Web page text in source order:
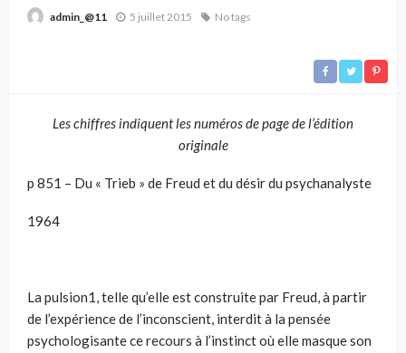
admin_@11 5 juillet 2015 No tags
Les chiffres indiquent les numéros de page de l’édition
originale
p 851 – Du « Trieb » de Freud et du désir du psychanalyste
1964
La pulsion1, telle qu’elle est construite par Freud, à partir
de l’expérience de l’inconscient, interdit à la pensée
psychologisante ce recours à l’instinct où elle masque son